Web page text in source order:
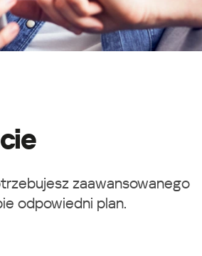
zaawansowanego
odpowiedni plan.